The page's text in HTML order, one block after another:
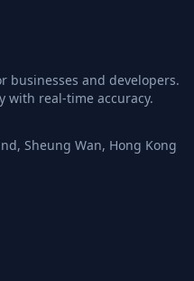
businesses and developers.
with real-time accuracy.
Sheung Wan, Hong Kong